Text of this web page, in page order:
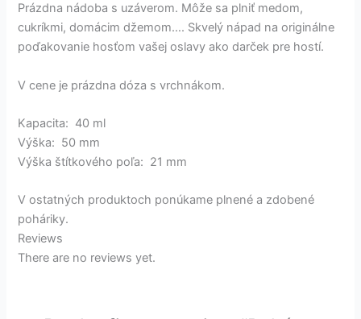
Prázdna nádoba s uzáverom. Môže sa plniť medom,
cukríkmi, domácim džemom…. Skvelý nápad na originálne
poďakovanie hosťom vašej oslavy ako darček pre hostí.
V cene je prázdna dóza s vrchnákom.
Kapacita: 40 ml
Výška: 50 mm
Výška štítkového poľa: 21 mm
V ostatných produktoch ponúkame plnené a zdobené
poháriky.
Reviews
There are no reviews yet.